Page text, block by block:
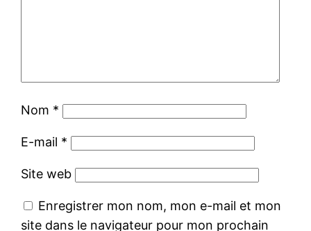
Nom *
E-mail *
Site web
Enregistrer mon nom, mon e-mail et mon
site dans le navigateur pour mon prochain